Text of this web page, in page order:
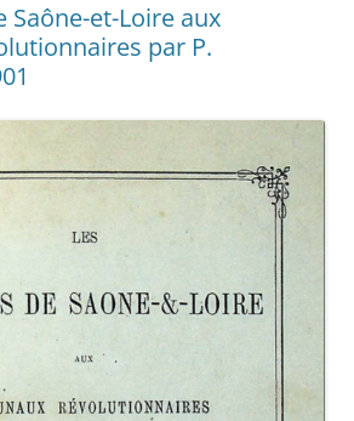
Saône-et-Loire aux
par P.